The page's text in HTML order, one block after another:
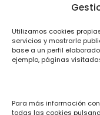
Utilizamos cookies
servicios y mostrarle
base a un perfil
ejemplo, páginas
Para más información
todas las cookies